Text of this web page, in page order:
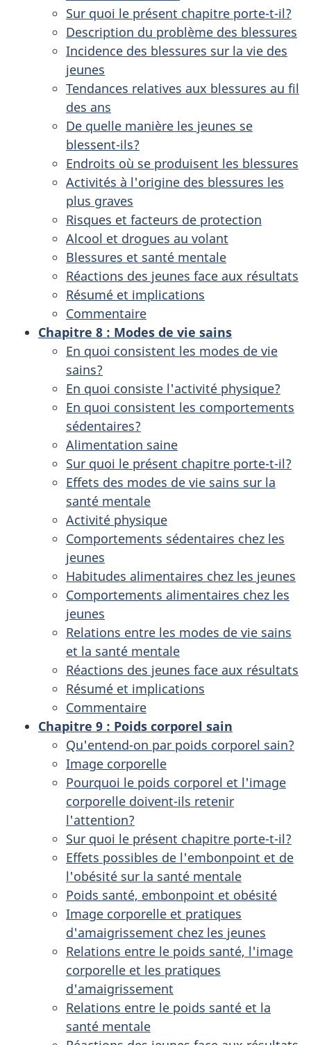
Sur quoi le présent chapitre porte-t-il?
Description du problème des blessures
Incidence des blessures sur la vie des
jeunes
Tendances relatives aux blessures au fil
des ans
De quelle manière les jeunes se
blessent-ils?
Endroits où se produisent les blessures
Activités à l'origine des blessures les
plus graves
Risques et facteurs de protection
Alcool et drogues au volant
Blessures et santé mentale
Réactions des jeunes face aux résultats
Résumé et implications
Commentaire
Chapitre 8 : Modes de vie sains
En quoi consistent les modes de vie
sains?
En quoi consiste l'activité physique?
En quoi consistent les comportements
sédentaires?
Alimentation saine
Sur quoi le présent chapitre porte-t-il?
Effets des modes de vie sains sur la
santé mentale
Activité physique
Comportements sédentaires chez les
jeunes
Habitudes alimentaires chez les jeunes
Comportements alimentaires chez les
jeunes
Relations entre les modes de vie sains
et la santé mentale
Réactions des jeunes face aux résultats
Résumé et implications
Commentaire
Chapitre 9 : Poids corporel sain
Qu'entend-on par poids corporel sain?
Image corporelle
Pourquoi le poids corporel et l'image
corporelle doivent-ils retenir
l'attention?
Sur quoi le présent chapitre porte-t-il?
Effets possibles de l'embonpoint et de
l'obésité sur la santé mentale
Poids santé, embonpoint et obésité
Image corporelle et pratiques
d'amaigrissement chez les jeunes
Relations entre le poids santé, l'image
corporelle et les pratiques
d'amaigrissement
Relations entre le poids santé et la
santé mentale